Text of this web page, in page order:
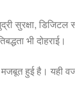
सुरक्षा,
भी दोहराई।
मजबूत हुई है। यही